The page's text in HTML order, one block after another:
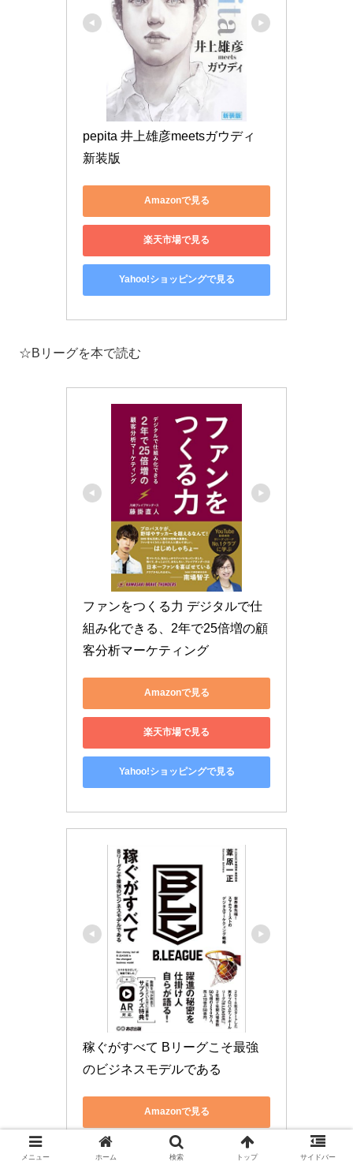
pepita 井上雄彦meetsガウディ
新装版
Amazonで見る
楽天市場で見る
Yahoo!ショッピングで見る
☆Bリーグを本で読む
ファンをつくる力 デジタルで仕
組み化できる、2年で25倍増の顧
客分析マーケティング
Amazonで見る
楽天市場で見る
Yahoo!ショッピングで見る
稼ぐがすべて Bリーグこそ最強
のビジネスモデルである
Amazonで見る
楽天市場で見る
メニュー ホーム 検索 トップ サイドバー